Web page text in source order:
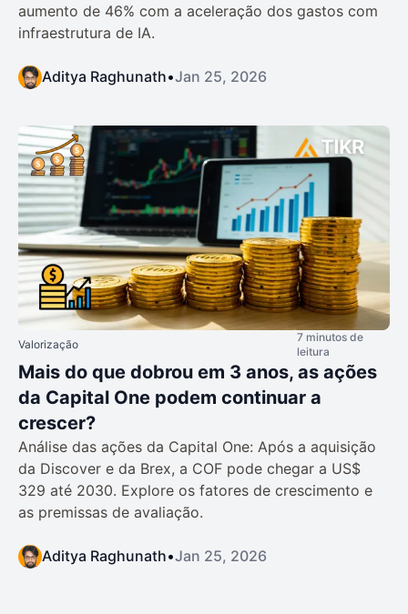
aumento de 46% com a aceleração dos gastos com
infraestrutura de IA.
Aditya Raghunath•Jan 25, 2026
Valorização
7 minutos de
leitura
Mais do que dobrou em 3 anos, as ações
da Capital One podem continuar a
crescer?
Análise das ações da Capital One: Após a aquisição
da Discover e da Brex, a COF pode chegar a US$
329 até 2030. Explore os fatores de crescimento e
as premissas de avaliação.
Aditya Raghunath•Jan 25, 2026